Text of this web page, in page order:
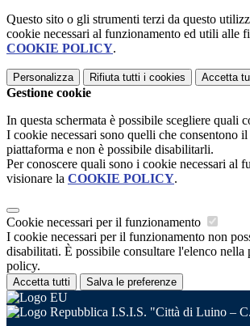
Questo sito o gli strumenti terzi da questo
cookie necessari al funzionamento ed utili alle
COOKIE POLICY.
Personalizza Rifiuta tutti i cookies Accetta
Gestione cookie
In questa schermata è possibile scegliere quali
I cookie necessari sono quelli che consentono
piattaforma e non è possibile disabilitarli.
Per conoscere quali sono i cookie necessari al
visionare la COOKIE POLICY.
Cookie necessari per il funzionamento
I cookie necessari per il funzionamento non
disabilitati. È possibile consultare l'elenco nella
policy.
Accetta tutti Salva le preferenze
I.S.I.S. "Città di Luino –